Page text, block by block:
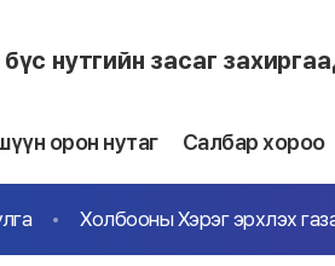
нутгийн засаг
орон нутаг Салбар хороо
Холбооны Хэрэг эрхлэх